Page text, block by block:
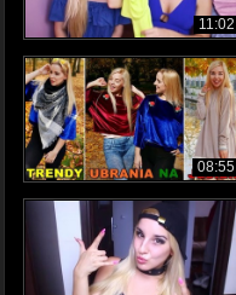
11:02
08:55